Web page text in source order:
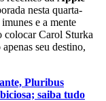
nesta quarta-
e a mente
colocar Carol Sturka
seu destino,
Pluribus
saiba tudo